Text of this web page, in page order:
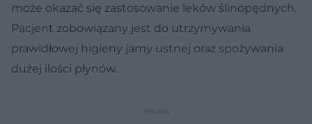
może okazać się zastosowanie leków ślinopędnych.
Pacjent zobowiązany jest do utrzymywania
prawidłowej higieny jamy ustnej oraz spożywania
dużej ilości płynów.